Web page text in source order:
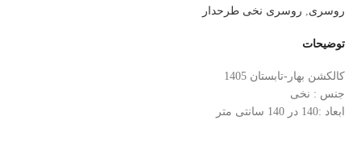
روسری
روسری نخی طرحدار
توضیحات
کالکشن بهار-تابستان 1405
جنس : نخی
ابعاد :140 در 140 سانتی متر